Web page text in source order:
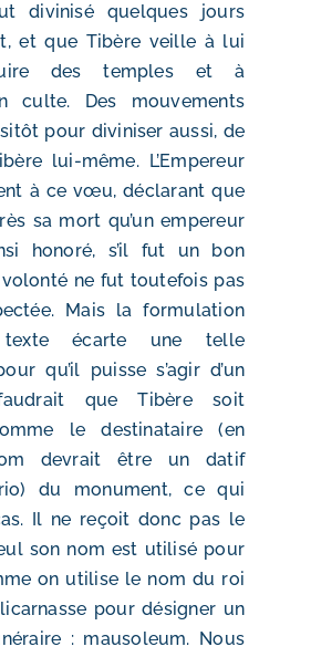
divinisé quelques jours
et que Tibère veille à lui
des temples et à
culte. Des mouvements
pour diviniser aussi, de
lui-même. L’Empereur
à ce vœu, déclarant que
sa mort qu’un empereur
honoré, s’il fut un bon
ne fut toutefois pas
Mais la formulation
écarte une telle
qu’il puisse s’agir d’un
que Tibère soit
le destinataire (en
devrait être un datif
du monument, ce qui
Il ne reçoit donc pas le
son nom est utilisé pour
on utilise le nom du roi
pour désigner un
: mausoleum. Nous